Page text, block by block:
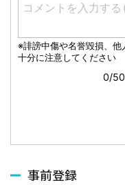
事前登録